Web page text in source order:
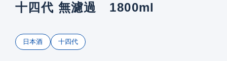
十四代 無濾過 1800ml
日本酒 十四代